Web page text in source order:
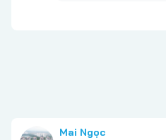
Mai Ngọc